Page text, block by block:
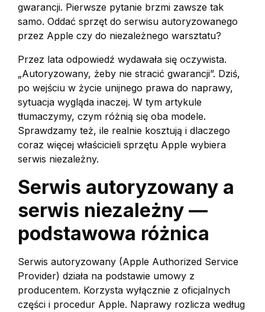
gwarancji. Pierwsze pytanie brzmi zawsze tak
samo. Oddać sprzęt do serwisu autoryzowanego
przez Apple czy do niezależnego warsztatu?
Przez lata odpowiedź wydawała się oczywista.
„Autoryzowany, żeby nie stracić gwarancji”. Dziś,
po wejściu w życie unijnego prawa do naprawy,
sytuacja wygląda inaczej. W tym artykule
tłumaczymy, czym różnią się oba modele.
Sprawdzamy też, ile realnie kosztują i dlaczego
coraz więcej właścicieli sprzętu Apple wybiera
serwis niezależny.
Serwis autoryzowany a
serwis niezależny —
podstawowa różnica
Serwis autoryzowany (Apple Authorized Service
Provider) działa na podstawie umowy z
producentem. Korzysta wyłącznie z oficjalnych
części i procedur Apple. Naprawy rozlicza według